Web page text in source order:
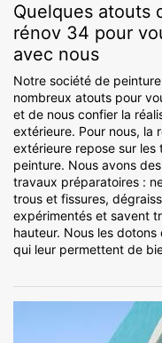
Quelques atouts
rénov 34 pour
avec nous
Notre société de
nombreux atouts pour
et de nous confier la
extérieure. Pour nous, la
extérieure repose sur
peinture. Nous avons
travaux préparatoires :
trous et fissures,
expérimentés et savent
hauteur. Nous les
qui leur permettent de